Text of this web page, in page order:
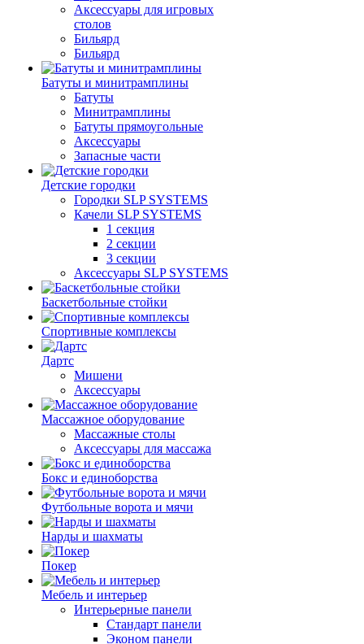
Аксессуары для игровых
столов
Бильяpд
Бильяpд
Батуты и минитрамплины
Батуты
Минитрамплины
Батуты прямоугольные
Аксессуары
Запасные части
Детские городки
Городки SLP SYSTEMS
Качели SLP SYSTEMS
1 секция
2 секции
3 секции
Аксессуары SLP SYSTEMS
Баскетбольные стойки
Спортивные комплексы
Дартс
Мишени
Аксессуары
Массажное оборудование
Массажные столы
Аксессуары для массажа
Бокс и единоборства
Футбольные ворота и мячи
Нарды и шахматы
Покер
Мебель и интерьер
Интерьерные панели
Стандарт панели
Эконом панели